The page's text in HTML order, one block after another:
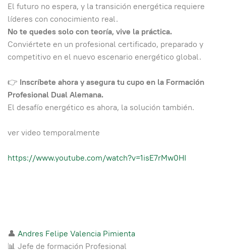
El futuro no espera, y la transición energética requiere
líderes con conocimiento real.
No te quedes solo con teoría, vive la práctica.
Conviértete en un profesional certificado, preparado y
competitivo en el nuevo escenario energético global.
👉 Inscríbete ahora y asegura tu cupo en la Formación
Profesional Dual Alemana.
El desafío energético es ahora, la solución también.
ver video temporalmente
https://www.youtube.com/watch?v=1isE7rMw0HI
👤 Andres Felipe Valencia Pimienta
📊 Jefe de formación Profesional